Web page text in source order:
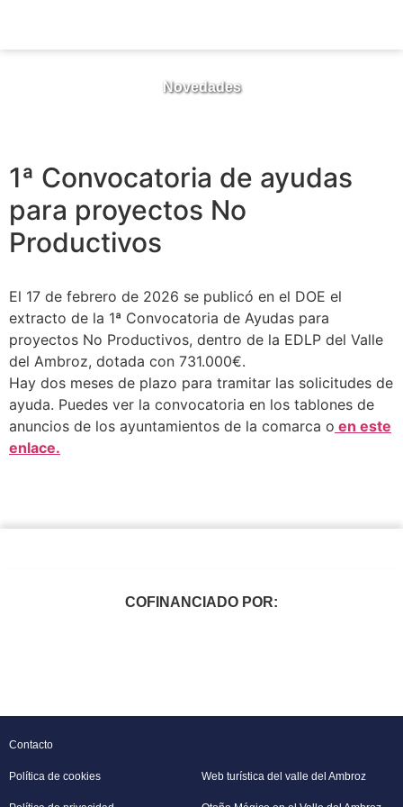
Novedades
1ª Convocatoria de ayudas
para proyectos No
Productivos
El 17 de febrero de 2026 se publicó en el DOE el
extracto de la 1ª Convocatoria de Ayudas para
proyectos No Productivos, dentro de la EDLP del Valle
del Ambroz, dotada con 731.000€.
Hay dos meses de plazo para tramitar las solicitudes de
ayuda. Puedes ver la convocatoria en los tablones de
anuncios de los ayuntamientos de la comarca o en este
enlace.
COFINANCIADO POR:
Contacto
Política de cookies Web turística del valle del Ambroz